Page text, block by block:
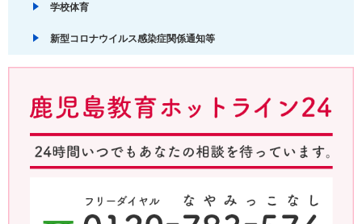
学校体育
新型コロナウイルス感染症関係通知等